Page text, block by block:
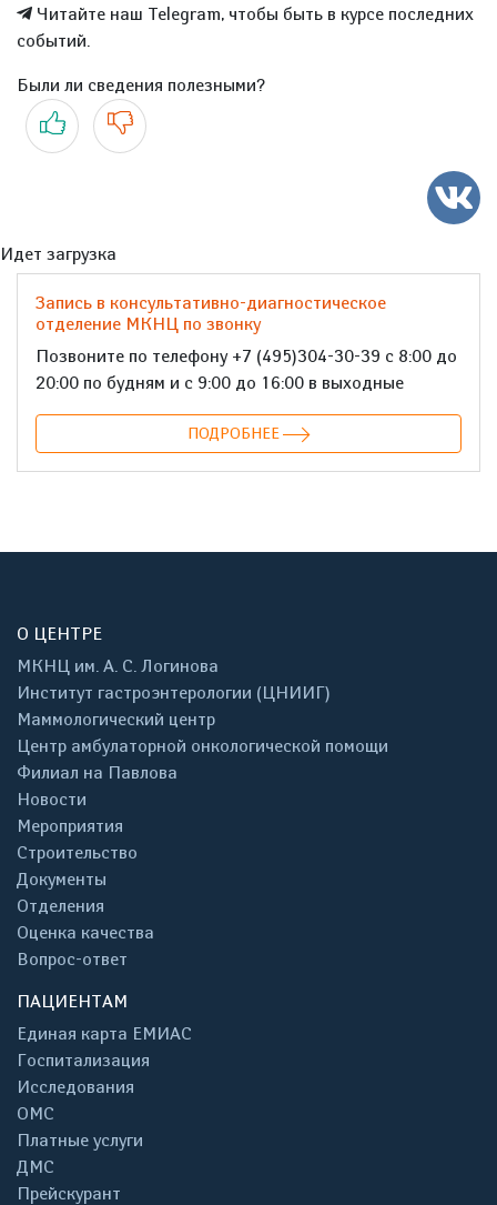
Читайте наш Telegram, чтобы быть в курсе последних
событий.
Были ли сведения полезными?
Да Нет
Идет загрузка
Запись в консультативно-диагностическое
отделение МКНЦ по звонку
Позвоните по телефону +7 (495)304-30-39 с 8:00 до
20:00 по будням и с 9:00 до 16:00 в выходные
ПОДРОБНЕЕ
О ЦЕНТРЕ
МКНЦ им. А. С. Логинова
Институт гастроэнтерологии (ЦНИИГ)
Маммологический центр
Центр амбулаторной онкологической помощи
Филиал на Павлова
Новости
Мероприятия
Строительство
Документы
Отделения
Оценка качества
Вопрос-ответ
ПАЦИЕНТАМ
Единая карта ЕМИАС
Госпитализация
Исследования
ОМС
Платные услуги
ДМС
Прейскурант